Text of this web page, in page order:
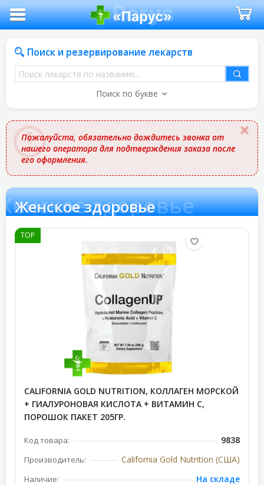
Поиск и резервирование лекарств
Поиск
лекарств
названию
Поиск по букве
Пожалуйста, обязательно дождитесь звонка от
нашего оператора для подтверждения заказа после
его оформления.
здоровье
Женское здоровье
TOP
CALIFORNIA GOLD NUTRITION, КОЛЛАГЕН МОРСКОЙ
+ ГИАЛУРОНОВАЯ КИСЛОТА + ВИТАМИН С,
ПОРОШОК ПАКЕТ 205ГР.
Код товара: 9838
Производитель: California Gold Nutrition (США)
Наличие: На складе